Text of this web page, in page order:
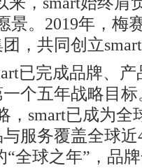
景。2019年，梅
，共同创立
已完成品牌、
个五年战略目
，smart已成为全
服务覆盖全球
“全球之年”，品